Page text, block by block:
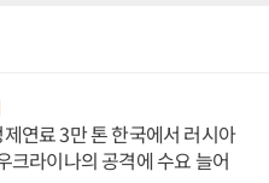
연료 3만 톤 한국에서 러시아
크라이나의 공격에 수요 늘어